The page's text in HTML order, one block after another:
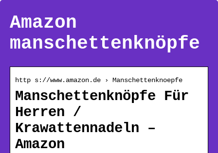
Amazon
manschettenknöpfe
http s://www.amazon.de › Manschettenknoepfe
Manschettenknöpfe Für
Herren /
Krawattennadeln –
Amazon